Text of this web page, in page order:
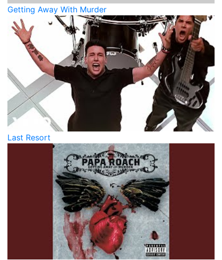
Getting Away With Murder
Last Resort